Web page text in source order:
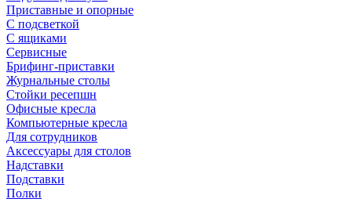
Приставные и опорные
С подсветкой
С ящиками
Сервисные
Брифинг-приставки
Журнальные столы
Стойки ресепшн
Офисные кресла
Компьютерные кресла
Для сотрудников
Аксессуары для столов
Надставки
Подставки
Полки